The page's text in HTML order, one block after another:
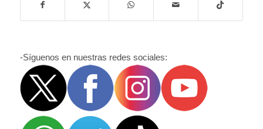
-Síguenos en nuestras redes sociales: